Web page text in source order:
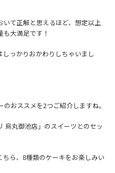
て正解と思えるほど、想定以上
大満足です！
しっかりおかわりしちゃいまし
おススメを2つご紹介しますね。
烏丸御池店」のスイーツとのセッ
ら、8種類のケーキをお楽しみい